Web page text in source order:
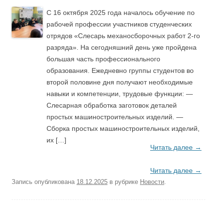
С 16 октября 2025 года началось обучение по
рабочей профессии участников студенческих
отрядов «Слесарь механосборочных работ 2-го
разряда». На сегодняшний день уже пройдена
большая часть профессионального
образования. Ежедневно группы студентов во
второй половине дня получают необходимые
навыки и компетенции, трудовые функции: —
Слесарная обработка заготовок деталей
простых машиностроительных изделий. —
Сборка простых машиностроительных изделий,
их […]
Читать далее →
Читать далее →
Запись опубликована 18.12.2025 в рубрике Новости.